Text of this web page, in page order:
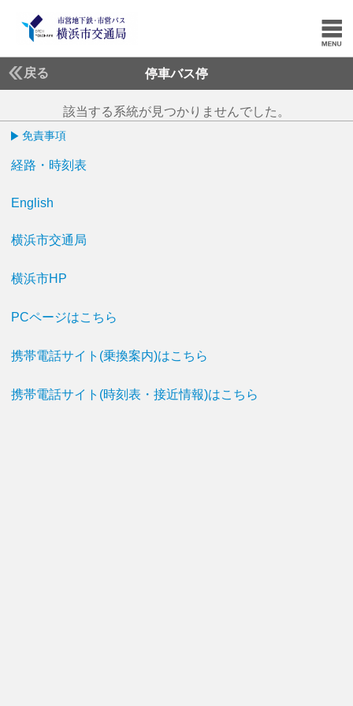
戻る 停車バス停
該当する系統が見つかりませんでした。
免責事項
経路・時刻表
English
横浜市交通局
横浜市HP
PCページはこちら
携帯電話サイト(乗換案内)はこちら
携帯電話サイト(時刻表・接近情報)はこちら